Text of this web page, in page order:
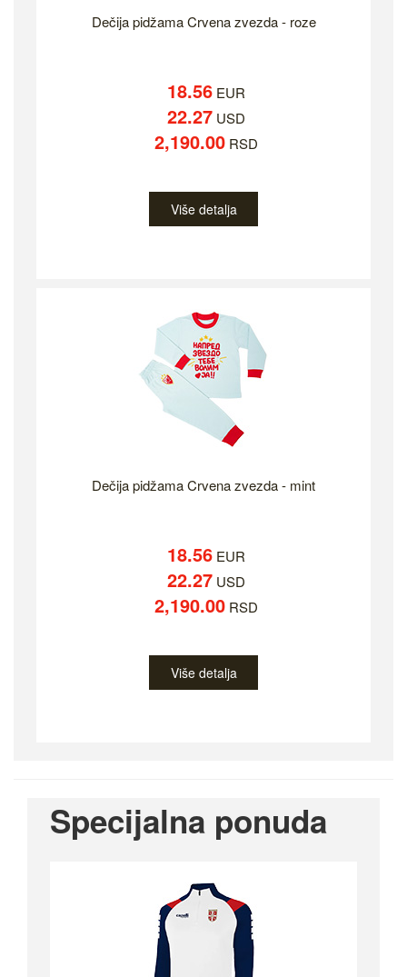
Dečija pidžama Crvena zvezda - roze
18.56EUR
22.27USD
2,190.00RSD
Više detalja
Dečija pidžama Crvena zvezda - mint
18.56EUR
22.27USD
2,190.00RSD
Više detalja
Specijalna ponuda